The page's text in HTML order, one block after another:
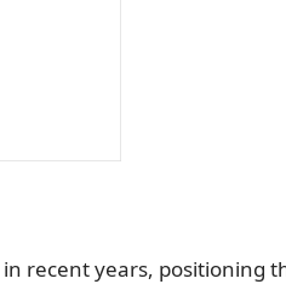
recent years, positioning